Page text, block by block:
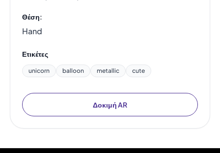
Θέση:
Hand
Ετικέτες
unicorn balloon metallic cute
Δοκιμή AR